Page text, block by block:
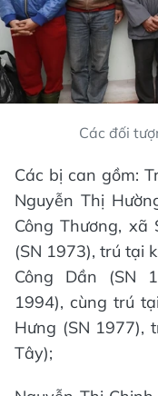
Các đối
Các bị can gồm:
Nguyễn Thị
Công Thương, xã
(SN 1973), trú tại
Công Dần (SN
1994), cùng trú
Hưng (SN 1977),
Tây);